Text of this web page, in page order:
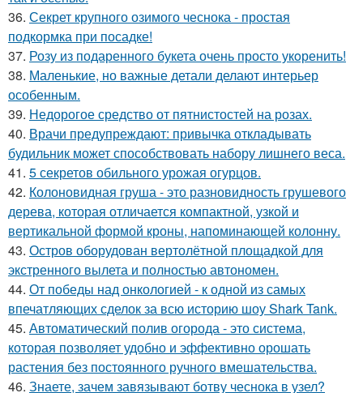
36. Секрет крупного озимого чеснока - простая
подкормка при посадке!
37. Розу из подаренного букета очень просто укoренить!
38. Маленькие, но важные детали делают интерьер
особенным.
39. Недорогое средство от пятнистостей на розах.
40. Врачи предупреждают: привычка откладывать
будильник может способствовать набору лишнего веса.
41. 5 секретов обильного урожая огурцов.
42. Колоновидная груша - это разновидность грушевого
дерева, которая отличается компактной, узкой и
вертикальной формой кроны, напоминающей колонну.
43. Остров оборудован вертолётной площадкой для
экстренного вылета и полностью автономен.
44. От победы над онкологией - к одной из самых
впечатляющих сделок за всю историю шоу Shark Tank.
45. Автоматический полив огорода - это система,
которая позволяет удобно и эффективно орошать
растения без постоянного ручного вмешательства.
46. Знаете, зачем завязывают ботву чеснока в узел?